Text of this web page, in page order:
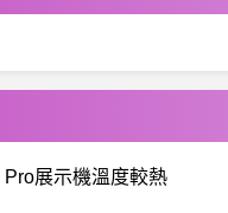
展示機溫度較熱